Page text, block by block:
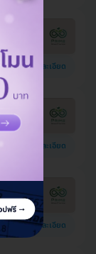
ดูรายละเอียด
ดูรายละเอียด
ดูรายละเอียด